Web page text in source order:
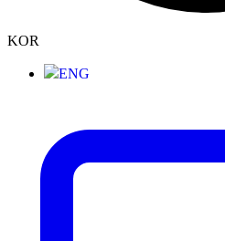
KOR
ENG